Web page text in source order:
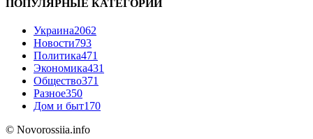
ПОПУЛЯРНЫЕ КАТЕГОРИИ
Украина2062
Новости793
Политика471
Экономика431
Общество371
Разное350
Дом и быт170
© Novorossiia.info